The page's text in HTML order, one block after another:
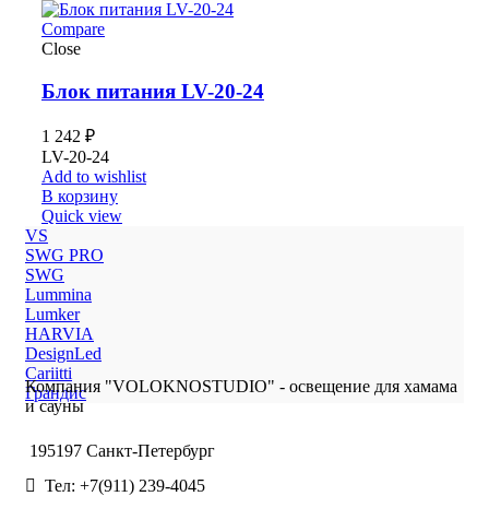
Compare
Close
Блок питания LV-20-24
1 242 ₽
LV-20-24
Add to wishlist
В корзину
Quick view
VS
SWG PRO
SWG
Lummina
Lumker
HARVIA
DesignLed
Cariitti
Грандис
Компания "VOLOKNOSTUDIO" - освещение для хамама
и сауны
195197 Санкт-Петербург
Тел: +7(911) 239-4045